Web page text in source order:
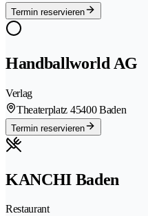
Termin reservieren
Handballworld AG
Verlag
Theaterplatz 45400 Baden
Termin reservieren
KANCHI Baden
Restaurant